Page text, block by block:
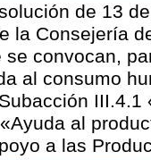
de 13
la Consejería
se convocan,
al consumo
al
a las